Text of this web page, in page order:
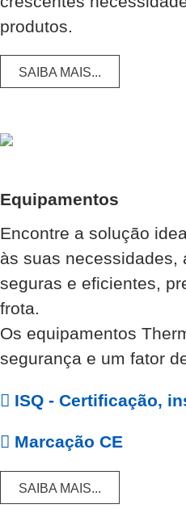
produtos.
SAIBA MAIS...
Equipamentos
Encontre a solução
às suas necessidades,
seguras e eficientes,
frota.
Os equipamentos
segurança e um fator
ISQ - Certificação,
Marcação CE
SAIBA MAIS...